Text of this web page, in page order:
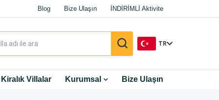
Blog Bize Ulaşın İNDİRİMLİ Aktivite
TR
Kiralık Villalar Kurumsal Bize Ulaşın